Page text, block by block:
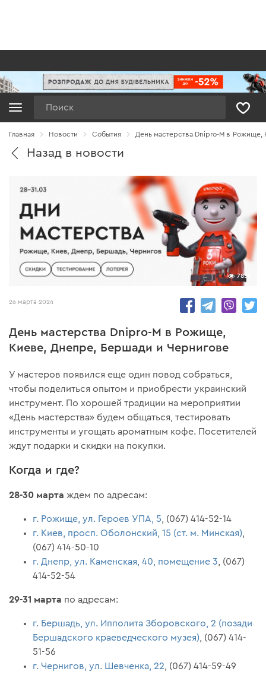
Главная Новости Cобытия День мастерства Dnipro-М в
Назад в новости
7835
26 марта 2024
День мастерства Dnipro-М в Рожище,
Киеве, Днепре, Бершади и Чернигове
У мастеров появился еще один повод собраться,
чтобы поделиться опытом и приобрести украинский
инструмент. По хорошей традиции на мероприятии
«День мастерства» будем общаться, тестировать
инструменты и угощать ароматным кофе. Посетителей
ждут подарки и скидки на покупки.
Когда и где?
28-30 мартаждем по адресам:
г. Рожище, ул. Героев УПА, 5 , (067) 414-52-14
г. Киев, просп. Оболонский, 15 (ст. м. Минская)
(067) 414-50-10
г. Днепр, ул. Каменская, 40, помещение 3 , (067)
414-52-54
29-31 марта по адресам:
г. Бершадь, ул. Ипполита Зборовского, 2 (позади
Бершадского краеведческого музея) , (067) 414-
51-56
г. Чернигов, ул. Шевченка, 22 , (067) 414-59-49